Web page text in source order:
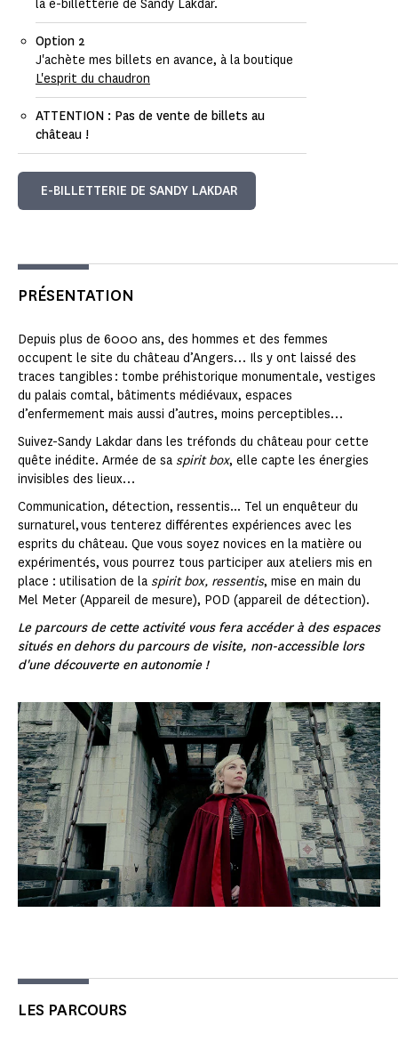
la e-billetterie de Sandy Lakdar.
Option 2
J'achète mes billets en avance, à la boutique
L'esprit du chaudron
ATTENTION : Pas de vente de billets au
château !
E-BILLETTERIE DE SANDY LAKDAR
PRÉSENTATION
Depuis plus de 6000 ans, des hommes et des femmes
occupent le site du château d’Angers… Ils y ont laissé des
traces tangibles : tombe préhistorique monumentale, vestiges
du palais comtal, bâtiments médiévaux, espaces
d’enfermement mais aussi d’autres, moins perceptibles…
Suivez-Sandy Lakdar dans les tréfonds du château pour cette
quête inédite. Armée de sa spirit box, elle capte les énergies
invisibles des lieux…
Communication, détection, ressentis... Tel un enquêteur du
surnaturel, vous tenterez différentes expériences avec les
esprits du château. Que vous soyez novices en la matière ou
expérimentés, vous pourrez tous participer aux ateliers mis en
place : utilisation de la spirit box, ressentis, mise en main du
Mel Meter (Appareil de mesure), POD (appareil de détection).
Le parcours de cette activité vous fera accéder à des espaces
situés en dehors du parcours de visite, non-accessible lors
d'une découverte en autonomie !
LES PARCOURS